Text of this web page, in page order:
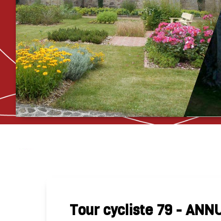
››Accueil›› Actualités
Tour cycliste 79 -